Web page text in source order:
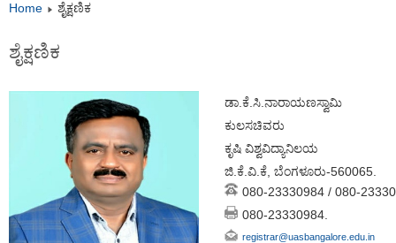
Home ಶೈಕ್ಷಣಿಕ
ಶೈಕ್ಷಣಿಕ
ಡಾ.ಕೆ.ಸಿ.ನಾರಾಯಣಸ್ವಾಮಿ
ಕುಲಸಚಿವರು
ಕೃಷಿ ವಿಶ್ವವಿದ್ಯಾನಿಲಯ
ಜಿ.ಕೆ.ವಿ.ಕೆ, ಬೆಂಗಳೂರು-560065.
080-23330984 / 080-
080-23330984.
registrar@uasbangalore.edu.in